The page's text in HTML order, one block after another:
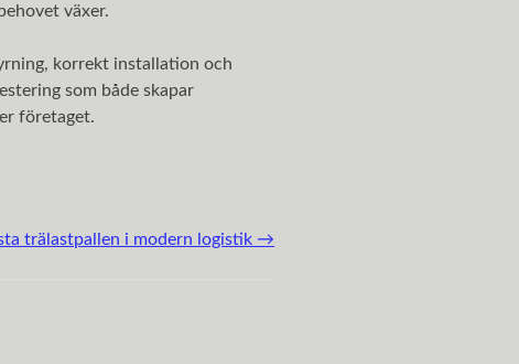
växer.
korrekt installation och
som både skapar
företaget.
trälastpallen i modern logistik →